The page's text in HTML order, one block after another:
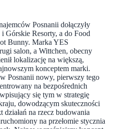
Posnanii dołączyły
Górskie Resorty, a do Food
Bunny. Marka YES
salon, a Wittchen, obecny
lokalizację na większą,
konceptem marki.
Posnanii nowy, pierwszy tego
na bezpośrednich
się tym w strategię
dowodzącym skuteczności
na rzecz budowania
na przełomie stycznia